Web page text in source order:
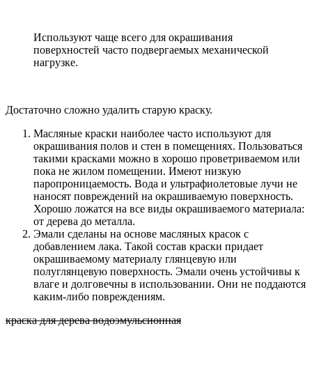
Используют чаще всего для окрашивания
поверхностей часто подвергаемых механической
нагрузке.
Достаточно сложно удалить старую краску.
Масляные краски наиболее часто используют для
окрашивания полов и стен в помещениях. Пользоваться
такими красками можно в хорошо проветриваемом или
пока не жилом помещении. Имеют низкую
паропроницаемость. Вода и ультрафиолетовые лучи не
наносят повреждений на окрашиваемую поверхность.
Хорошо ложатся на все виды окрашиваемого материала:
от дерева до металла.
Эмали сделаны на основе масляных красок с
добавлением лака. Такой состав краски придает
окрашиваемому материалу глянцевую или
полуглянцевую поверхность. Эмали очень устойчивы к
влаге и долговечны в использовании. Они не поддаются
каким-либо повреждениям.
краска для дерева водоэмульсионная